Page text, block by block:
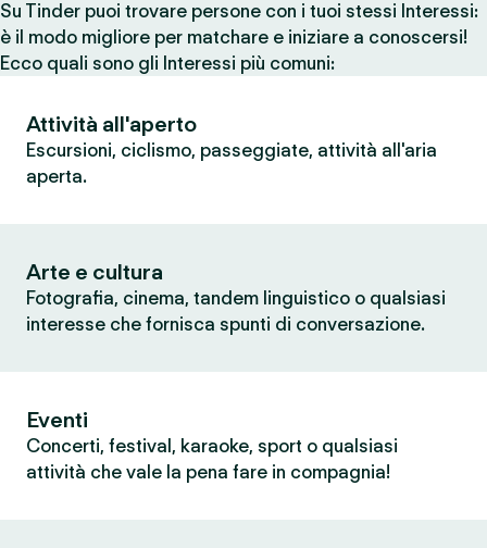
Su Tinder puoi trovare persone con i tuoi stessi Interessi:
è il modo migliore per matchare e iniziare a conoscersi!
Ecco quali sono gli Interessi più comuni:
Attività all'aperto
Escursioni, ciclismo, passeggiate, attività all'aria
aperta.
Arte e cultura
Fotografia, cinema, tandem linguistico o qualsiasi
interesse che fornisca spunti di conversazione.
Eventi
Concerti, festival, karaoke, sport o qualsiasi
attività che vale la pena fare in compagnia!